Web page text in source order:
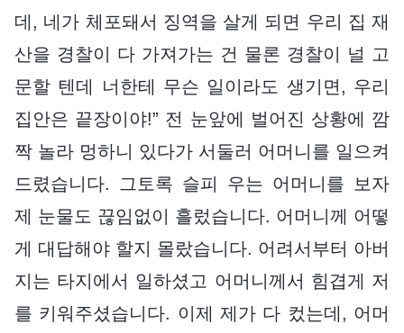
데, 네가 체포돼서 징역을 살게 되면 우리 집 재
산을 경찰이 다 가져가는 건 물론 경찰이 널 고
문할 텐데 너한테 무슨 일이라도 생기면, 우리
집안은 끝장이야!” 전 눈앞에 벌어진 상황에 깜
짝 놀라 멍하니 있다가 서둘러 어머니를 일으켜
드렸습니다. 그토록 슬피 우는 어머니를 보자
제 눈물도 끊임없이 흘렀습니다. 어머니께 어떻
게 대답해야 할지 몰랐습니다. 어려서부터 아버
지는 타지에서 일하셨고 어머니께서 힘겹게 저
를 키워주셨습니다. 이제 제가 다 컸는데, 어머